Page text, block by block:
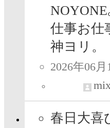
仕事お
神ヨリ。
2026年06
春日大喜